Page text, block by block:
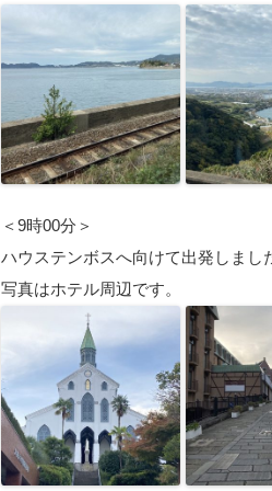
＜9時00分＞
ハウステンボスへ向けて出発しまし
写真はホテル周辺です。